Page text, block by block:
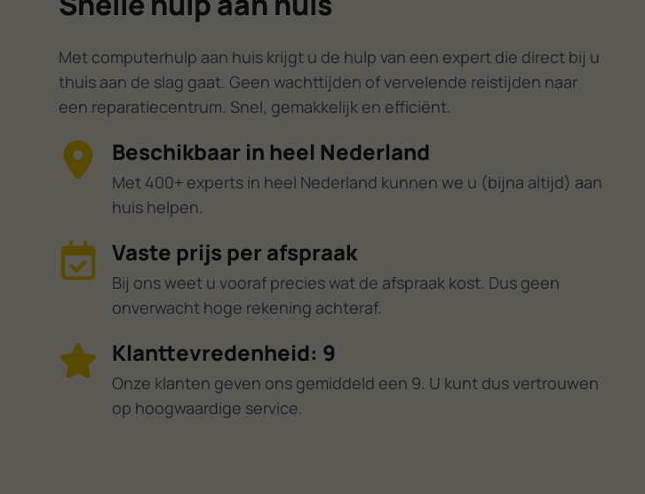
Met computerhulp aan huis krijgt u de hulp van een expert die direct bij u
thuis aan de slag gaat. Geen wachttijden of vervelende reistijden naar
een reparatiecentrum. Snel, gemakkelijk en efficiënt.
Beschikbaar in heel Nederland
Met 400+ experts in heel Nederland kunnen we u (bijna altijd) aan
huis helpen.
Vaste prijs per afspraak
Bij ons weet u vooraf precies wat de afspraak kost. Dus geen
onverwacht hoge rekening achteraf.
Klanttevredenheid: 9
Onze klanten geven ons gemiddeld een 9. U kunt dus vertrouwen
op hoogwaardige service.